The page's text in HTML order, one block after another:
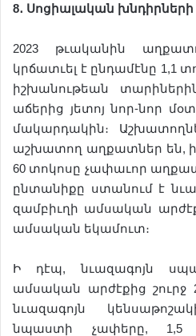
8․ Սոցիալական խնդիրների
2023 թւականին
կրճատւել է ընդամէնը 1,1
իշխանութեան
աճերից յետոյ նոր-նոր
մակարդակին։
աշխատող աղքատներ են,
60 տոկոսը չափաւոր
ընտանիքը ստանում է
զամբիւղի ամսական
ամսական եկամուտ։
Ի դէպ, նւազագոյն
ամսական արժէքից
նւազագոյն
նպաստի չափերը,